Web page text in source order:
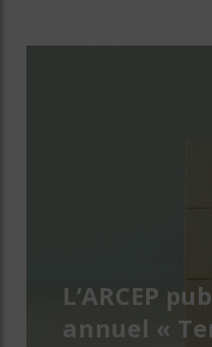
L’ARCEP
annuel «